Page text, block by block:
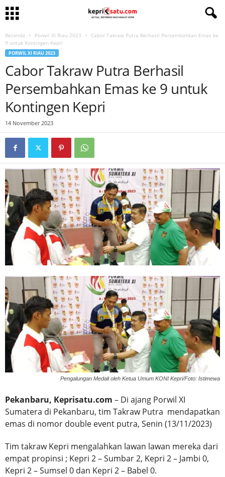
Beranda Porwil XI Riau 2023
Cabor Takraw Putra Berhasil Persembahkan Emas ke
9 untuk Kontingen Kepri
PORWIL XI RIAU 2023
Cabor Takraw Putra Berhasil
Persembahkan Emas ke 9 untuk
Kontingen Kepri
14 November 2023
Pengalungan Medali oleh Ketua Umum KONI Kepri/Foto: Istimewa
Pekanbaru, Keprisatu.com – Di ajang Porwil XI
Sumatera di Pekanbaru, tim Takraw Putra mendapatkan
emas di nomor double event putra, Senin (13/11/2023)
Tim takraw Kepri mengalahkan lawan lawan mereka dari
empat propinsi ; Kepri 2 – Sumbar 2, Kepri 2 – Jambi 0,
Kepri 2 – Sumsel 0 dan Kepri 2 – Babel 0.